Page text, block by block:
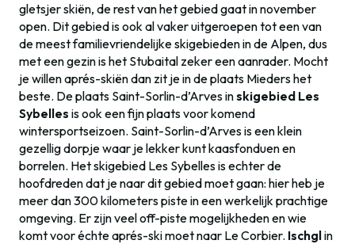
gletsjer skiën, de rest van het gebied gaat in november
open. Dit gebied is ook al vaker uitgeroepen tot een van
de meest familievriendelijke skigebieden in de Alpen, dus
met een gezin is het Stubaital zeker een aanrader. Mocht
je willen aprés-skiën dan zit je in de plaats Mieders het
beste. De plaats Saint-Sorlin-d’Arves inskigebied Les
Sybelles is ook een fijn plaats voor komend
wintersportseizoen. Saint-Sorlin-d’Arves is een klein
gezellig dorpje waar je lekker kunt kaasfonduen en
borrelen. Het skigebied Les Sybelles is echter de
hoofdreden dat je naar dit gebied moet gaan: hier heb je
meer dan 300 kilometers piste in een werkelijk prachtige
omgeving. Er zijn veel off-piste mogelijkheden en wie
komt voor échte aprés-ski moet naar Le Corbier. Ischglin